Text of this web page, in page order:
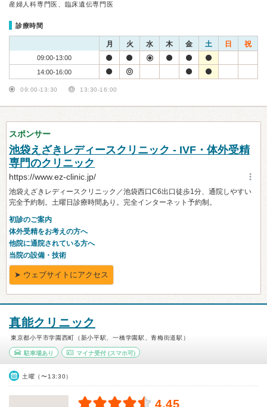
産婦人科専門医、臨床遺伝専門医
診療時間
月 火 水 木 金 土 日 祝
09:00-13:00
14:00-16:00
09:00-13:30 13:30-16:00
真能クリニック
東京都小平市学園西町（新小平駅、一橋学園駅、青梅街道駅）
駐車場あり マイナ受付(スマホ可)
土曜（〜13:30）
4.45